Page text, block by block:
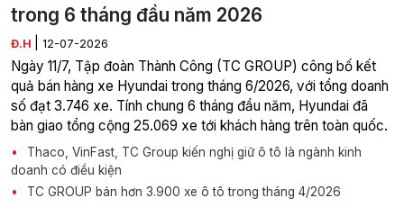
trong 6 tháng đầu năm 2026
Đ.H 12-07-2026
Ngày 11/7, Tập đoàn Thành Công (TC GROUP) công bố kết
quả bán hàng xe Hyundai trong tháng 6/2026, với tổng doanh
số đạt 3.746 xe. Tính chung 6 tháng đầu năm, Hyundai đã
bàn giao tổng cộng 25.069 xe tới khách hàng trên toàn quốc.
Thaco, VinFast, TC Group kiến nghị giữ ô tô là ngành kinh
doanh có điều kiện
TC GROUP bán hơn 3.900 xe ô tô trong tháng 4/2026